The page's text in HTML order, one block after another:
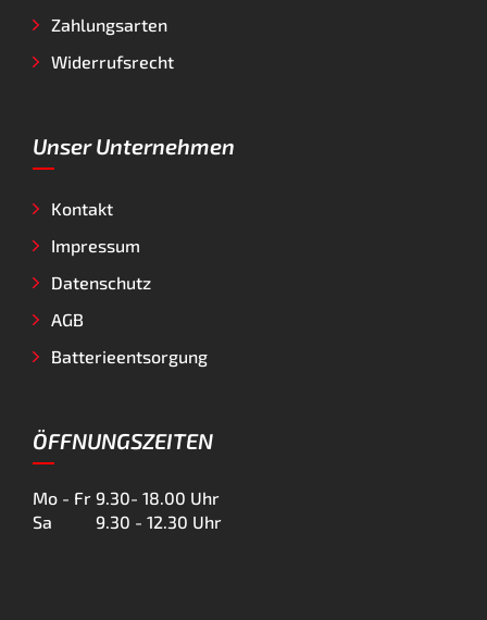
Zahlungsarten
Widerrufsrecht
Unser Unternehmen
Kontakt
Impressum
Datenschutz
AGB
Batterieentsorgung
ÖFFNUNGSZEITEN
Mo - Fr 9.30- 18.00 Uhr
Sa
9.30 - 12.30 Uhr